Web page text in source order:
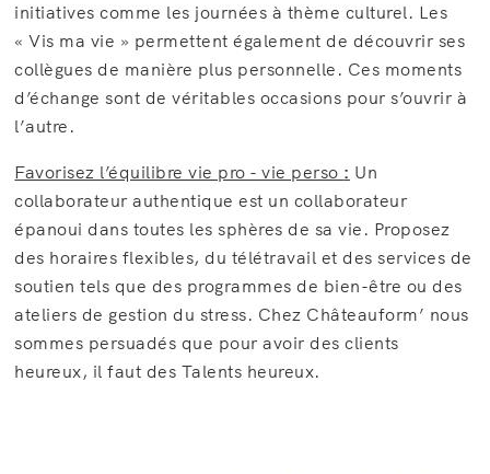
initiatives comme les journées à thème culturel. Les
« Vis ma vie » permettent également de découvrir ses
collègues de manière plus personnelle. Ces moments
d’échange sont de véritables occasions pour s’ouvrir à
l’autre.
Favorisez l’équilibre vie pro - vie perso : Un
collaborateur authentique est un collaborateur
épanoui dans toutes les sphères de sa vie. Proposez
des horaires flexibles, du télétravail et des services de
soutien tels que des programmes de bien-être ou des
ateliers de gestion du stress. Chez Châteauform’ nous
sommes persuadés que pour avoir des clients
heureux, il faut des Talents heureux.